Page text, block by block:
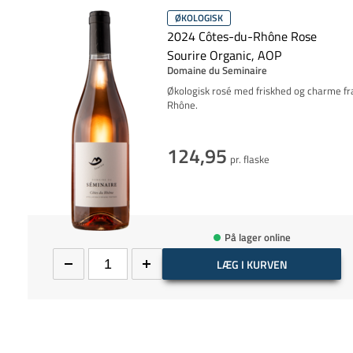
ØKOLOGISK
2024 Côtes-du-Rhône Rose
Sourire Organic, AOP
Domaine du Seminaire
Økologisk rosé med friskhed og charme
Rhône.
124,95 pr. flaske
På lager online
LÆG I KURVEN